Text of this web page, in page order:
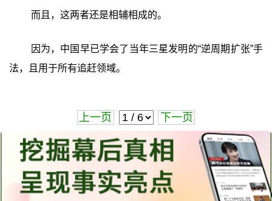
而且，这两者还是相辅相成的。
因为，中国早已学会了当年三星发明的“逆周期扩张”手
法，且用于所有追赶领域。
上一页 下一页